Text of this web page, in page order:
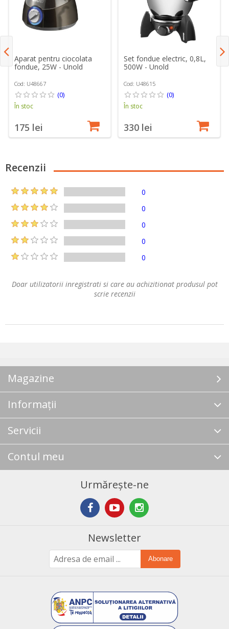
Aparat pentru ciocolata
fondue, 25W - Unold
Cod: U48667
(0)
În stoc
175 lei
Set fondue electric, 0,8L,
500W - Unold
Cod: U48615
(0)
În stoc
330 lei
Recenzii
0
0
0
0
0
Doar utilizatorii inregistrati si care au achizitionat produsul pot
scrie recenzii
Magazine
Informații
Servicii
Contul meu
Urmărește-ne
Newsletter
Abonare